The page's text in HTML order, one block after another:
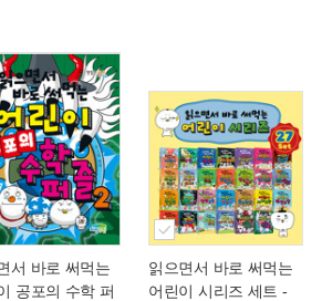
서 바로 써먹는
공포의 수학 퍼
읽으면서 바로 써먹는
어린이 시리즈 세트 -